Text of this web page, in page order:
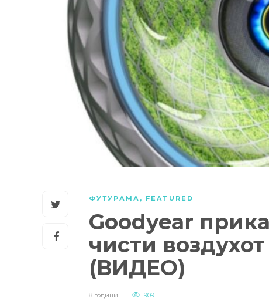
ФУТУРАМА , FEATURED
Goodyear
чисти
(ВИДЕО)
8 години 909